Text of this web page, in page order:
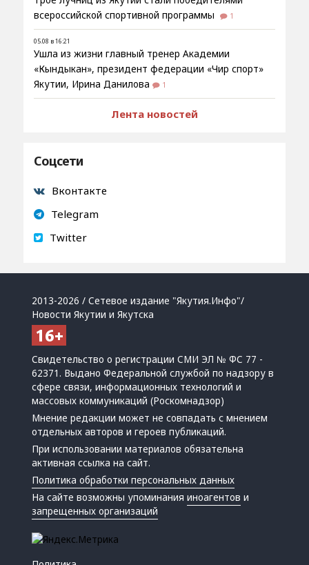
всероссийской спортивной программы
1
05.08 в 16:21
Ушла из жизни главный тренер Академии
«Кындыкан», президент федерации «Чир спорт»
Якутии, Ирина Данилова
1
Лента новостей
Соцсети
Вконтакте
Telegram
Twitter
2013-2026 / Сетевое издание "Якутия.Инфо"/
Новости Якутии и Якутска
Свидетельство о регистрации СМИ ЭЛ № ФС 77 -
62371. Выдано Федеральной службой по надзору в
сфере связи, информационных технологий и
массовых коммуникаций (Роскомнадзор)
Мнение редакции может не совпадать с мнением
отдельных авторов и героев публикаций.
При использовании материалов обязательна
активная ссылка на сайт.
Политика обработки персональных данных
На сайте возможны упоминанияиноагентов и
запрещенных организаций